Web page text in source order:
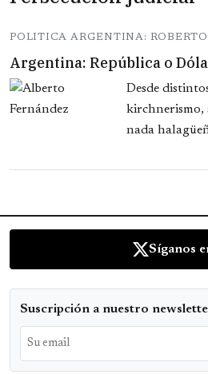
POLITICA ARGENTINA:
Argentina: República o
Desde
kirchnerismo,
nada
Síganos
Suscripción a nuestro